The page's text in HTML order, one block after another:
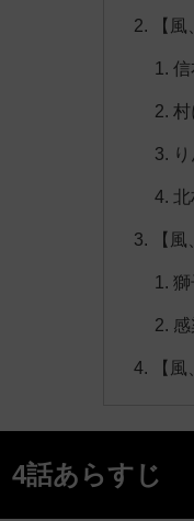
【
【
獅
【
4話あらすじ